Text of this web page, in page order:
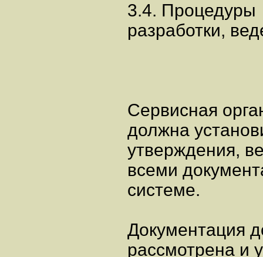
3.4. Процедуры
разработки,
Сервисная
должна
утверждения,
всеми
системе.
Документация
рассмотрена и